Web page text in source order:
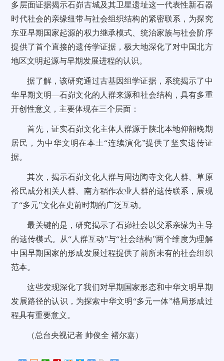
多层面证据揭示石峁古城及其卫星遗址这一代表性新石器
时代社会的亲缘纽带与社会组织结构的紧密联系，为探究
东亚早期国家起源的权力继承模式、统治家族与社会阶序
提供了首个直接的遗传学证据，极大地深化了对中国北方
地区文明起源与早期发展进程的认识。
据了解，该研究通过古基因组学证据，系统揭示了中
华早期文明—石峁文化的人群来源和社会结构，具有多重
开创性意义，主要体现在三个层面：
首先，证实石峁文化主体人群源于陕北本地仰韶晚期
居民，为中华文明在本土“连续演化”提供了坚实遗传证
据。
其次，揭示石峁文化人群与周边陶寺文化人群、草原
裕民成分相关人群、南方稻作农业人群的遗传联系，展现
了“多元”文化在史前时期的广泛互动。
最关键的是，研究揭示了石峁社会以父系亲缘为主导
的遗传模式。从“人群互动”与“社会结构”两个维度为理解
中国早期国家的形成发展过程提供了前所未有的社会组织
范本。
这些发现深化了我们对早期国家形态和中华文明早期
发展路径的认识，为探索中华文明“多元一体”格局形成过
程具有重要意义。
（总台央视记者 帅俊全 褚尔嘉）